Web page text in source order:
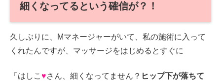
細くなってるという確信が？！
久しぶりに、Mマネージャーがいて、私の施術に入って
くれたんですが、マッサージをはじめるとすぐに
「はしこ ♥さん、細くなってません？ ヒップ下が落ちて